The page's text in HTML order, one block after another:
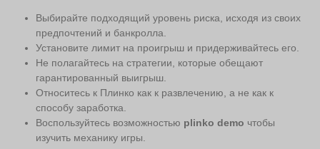
Выбирайте подходящий уровень риска, исходя из своих
предпочтений и банкролла.
Установите лимит на проигрыш и придерживайтесь его.
Не полагайтесь на стратегии, которые обещают
гарантированный выигрыш.
Относитесь к Плинко как к развлечению, а не как к
способу заработка.
Воспользуйтесь возможностью plinko demo чтобы
изучить механику игры.